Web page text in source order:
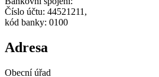
Číslo účtu: 44521211,
kód banky: 0100
Adresa
Obecní úřad